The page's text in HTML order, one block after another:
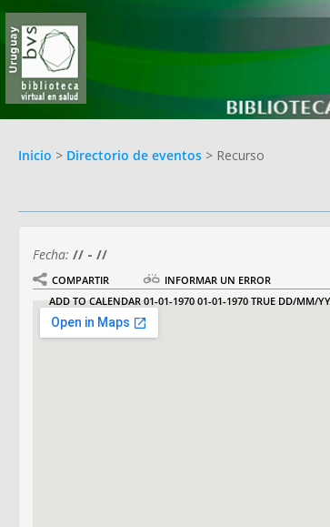
Inicio > Directorio de eventos > Recurso
Fecha: // - //
COMPARTIR
INFORMAR UN ERROR
ADD TO CALENDAR01-01-1970 01-01-1970 TRUE DD/MM/